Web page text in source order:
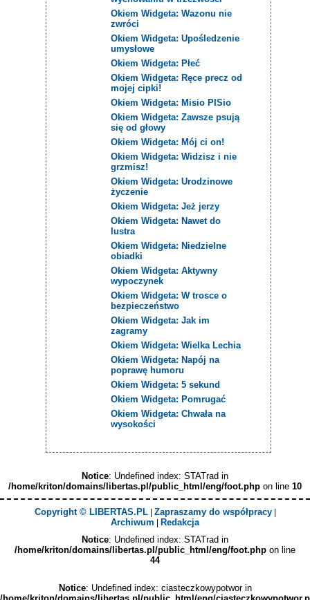
Okiem Widgeta: Wazonu nie
zwróci
Okiem Widgeta: Upośledzenie
umysłowe
Okiem Widgeta: Płeć
Okiem Widgeta: Ręce precz od
mojej cipki!
Okiem Widgeta: Misio PISio
Okiem Widgeta: Zawsze psują
się od głowy
Okiem Widgeta: Mój ci on!
Okiem Widgeta: Widzisz i nie
grzmisz!
Okiem Widgeta: Urodzinowe
życzenie
Okiem Widgeta: Jeż jerzy
Okiem Widgeta: Nawet do
lustra
Okiem Widgeta: Niedzielne
obiadki
Okiem Widgeta: Aktywny
wypoczynek
Okiem Widgeta: W trosce o
bezpieczeństwo
Okiem Widgeta: Jak im
zagramy
Okiem Widgeta: Wielka Lechia
Okiem Widgeta: Napój na
poprawę humoru
Okiem Widgeta: 5 sekund
Okiem Widgeta: Pomrugać
Okiem Widgeta: Chwała na
wysokości
Notice: Undefined index: STATrad in
/home/kriton/domains/libertas.pl/public_html/eng/foot.php on line 10
Copyright © LIBERTAS.PL| Zapraszamy do współpracy|
Archiwum
Redakcja
Notice: Undefined index: STATrad in
/home/kriton/domains/libertas.pl/public_html/eng/foot.php on line
44
Notice: Undefined index: ciasteczkowypotwor in